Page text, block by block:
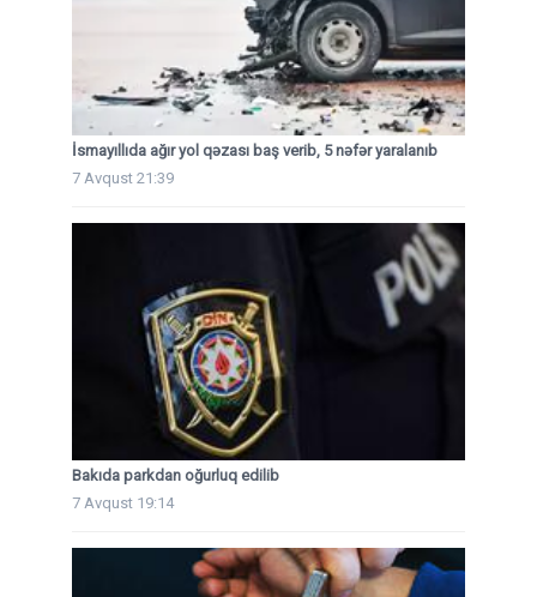
İsmayıllıda ağır yol qəzası baş verib, 5 nəfər yaralanıb
7 Avqust 21:39
Bakıda parkdan oğurluq edilib
7 Avqust 19:14